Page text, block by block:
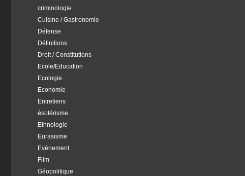
criminologie
Cuisine / Gastronomie
Défense
Définitions
Droit / Constitutions
Ecole/Education
Ecologie
Economie
Entretiens
ésotérisme
Ethnologie
Eurasisme
Evénement
Film
Géopolitique